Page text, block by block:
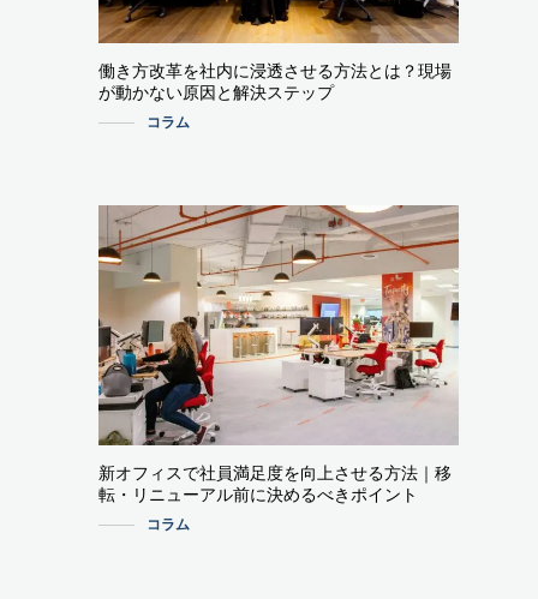
働き方改革を社内に浸透させる方法とは？現場
が動かない原因と解決ステップ
コラム
新オフィスで社員満足度を向上させる方法｜移
転・リニューアル前に決めるべきポイント
コラム